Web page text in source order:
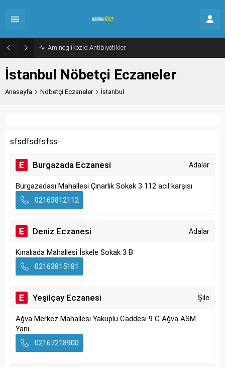
Aminoglikozid Antibiyotikler
İstanbul Nöbetçi Eczaneler
Anasayfa Nöbetçi Eczaneler İstanbul
sfsdfsdfsfss
Burgazada Eczanesi Adalar
Burgazadası Mahallesi Çınarlık Sokak 3 112 acil karşısı
02163812112
Deniz Eczanesi Adalar
Kınalıada Mahallesi İskele Sokak 3 B
02163815181
Yeşilçay Eczanesi Şile
Ağva Merkez Mahallesi Yakuplu Caddesi 9 C Ağva ASM
Yanı
02167218900